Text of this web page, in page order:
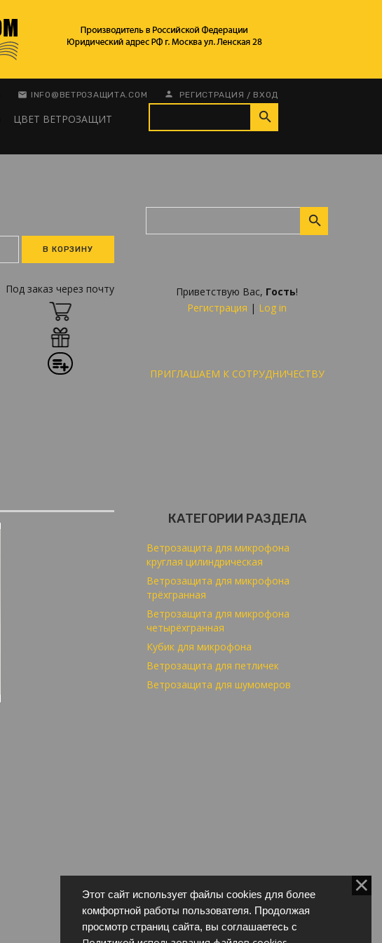
INFO@ВЕТРОЗАЩИТА.COM РЕГИСТРАЦИЯ / ВХОД
ЦВЕТ ВЕТРОЗАЩИТ
Приветствую Вас, Гость!
Регистрация | Log in
ПРИГЛАШАЕМ К СОТРУДНИЧЕСТВУ
КАТЕГОРИИ РАЗДЕЛА
Ветрозащита для микрофона
круглая цилиндрическая
Ветрозащита для микрофона
трёхгранная
Ветрозащита для микрофона
четырёхгранная
Кубик для микрофона
Ветрозащита для петличек
Ветрозащита для шумомеров
Под заказ через почту
Этот сайт использует файлы cookies для более
комфортной работы пользователя. Продолжая
просмотр страниц сайта, вы соглашаетесь с